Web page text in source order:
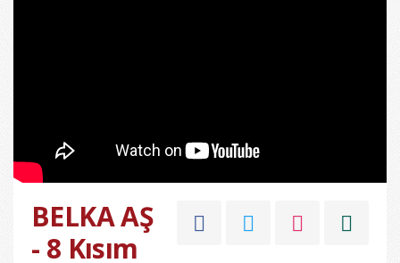
BELKA AŞ
- 8 Kısım